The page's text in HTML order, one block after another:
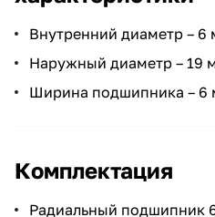
Внутренний диаметр – 6
Наружный диаметр – 19
Ширина подшипника – 6
Комплектация
Радиальный подшипник